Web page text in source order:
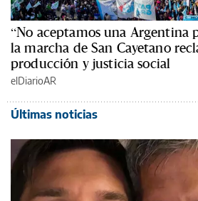
“No aceptamos una Argentina
la marcha de San Cayetano
producción y justicia social
elDiarioAR
Últimas noticias